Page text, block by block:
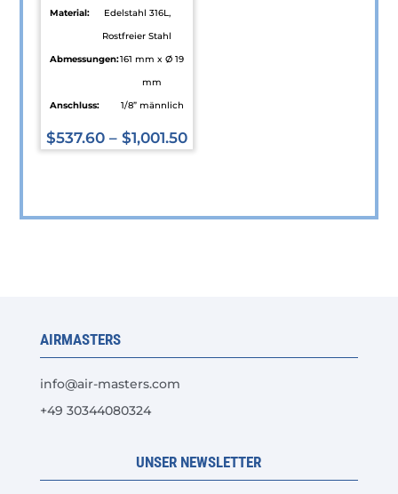
gewählt
werden
Material:
Edelstahl 316L,
Rostfreier Stahl
Abmessungen:161 mm x Ø 19
mm
Anschluss:
1/8” männlich
$537.60 –$1,001.50
können
der
Produktseite
werden
AIRMASTERS
info@air-masters.com
+49 30344080324
UNSER NEWSLETTER